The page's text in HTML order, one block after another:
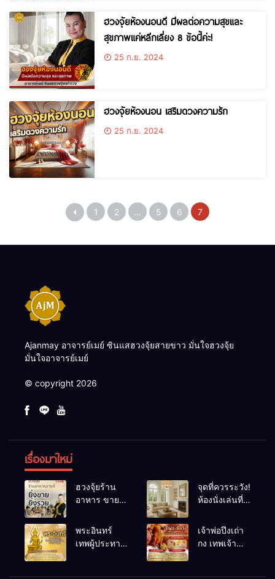
ฮวงจุ้ยห้องนอนดี มีผลต่อความสุขและ
สุขภาพแค่หลีกเลี่ยง 8 ข้อนี้ค่ะ!
25 ก.ย. 2024
ฮวงจุ้ยห้องนอน เสริมดวงความรัก
25 ก.ย. 2024
1 2 … 5 6 7
Ajanmay อาจารย์เมย์ ซินแสฮวงจุ้ยสายขาว มั่นใจฮวงจุ้ย
มั่นใจอาจารย์เมย์
© copyright 2026
เรื่องมาใหม่
ฮวงจุ้ยร้าน
อาหาร ขายดี
เคล็ดลับปรับ
ดวง ปรับร้าน
ให้ลูกค้าแน่น
จุดที่ควรระวัง!
ห้องนั่งเล่นที่
พลังชีวิต
พระอินทร์
เทพผู้ประทาน
เจ้าพ่อปึงเถ่า
กง เทพเจ้า